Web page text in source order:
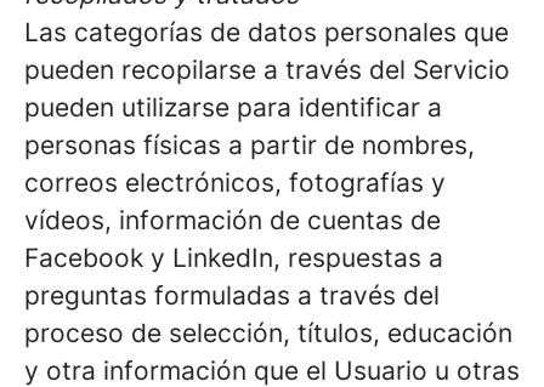
Las categorías de datos personales que
pueden recopilarse a través del Servicio
pueden utilizarse para identificar a
personas físicas a partir de nombres,
correos electrónicos, fotografías y
vídeos, información de cuentas de
Facebook y LinkedIn, respuestas a
preguntas formuladas a través del
proceso de selección, títulos, educación
y otra información que el Usuario u otras